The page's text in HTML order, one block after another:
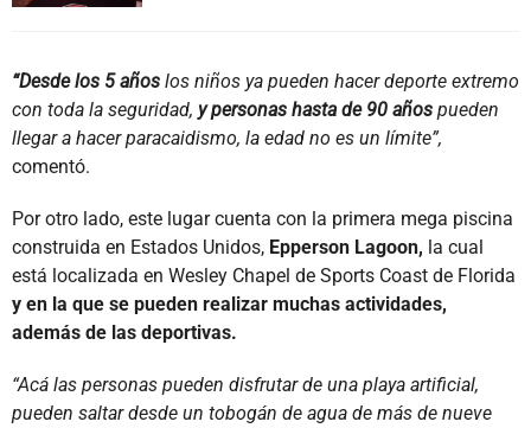
“Desde los 5 años los niños ya pueden hacer deporte extremo
con toda la seguridad, y personas hasta de 90 años pueden
llegar a hacer paracaidismo, la edad no es un límite”,
comentó.
Por otro lado, este lugar cuenta con la primera mega piscina
construida en Estados Unidos, Epperson Lagoon, la cual
está localizada en Wesley Chapel de Sports Coast de Florida
y en la que se pueden realizar muchas actividades,
además de las deportivas.
“Acá las personas pueden disfrutar de una playa artificial,
pueden saltar desde un tobogán de agua de más de nueve